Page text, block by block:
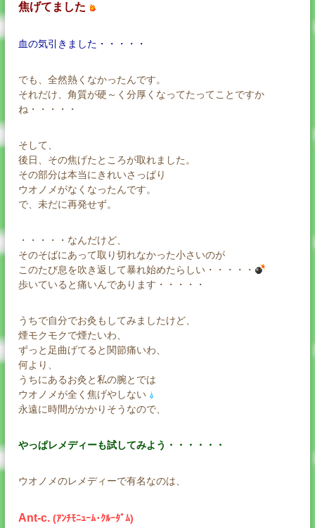
焦げてました
血の気引きました・・・・・
でも、全然熱くなかったんです。
それだけ、角質が硬～く分厚くなってたってことですか
ね・・・・・
そして、
後日、その焦げたところが取れました。
その部分は本当にきれいさっぱり
ウオノメがなくなったんです。
で、未だに再発せず。
・・・・・なんだけど、
そのそばにあって取り切れなかった小さいのが
このたび息を吹き返して暴れ始めたらしい・・・・・
歩いていると痛いんであります・・・・・
うちで自分でお灸もしてみましたけど、
煙モクモクで煙たいわ、
ずっと足曲げてると関節痛いわ、
何より、
うちにあるお灸と私の腕とでは
ウオノメが全く焦げやしない
永遠に時間がかかりそうなので、
やっぱレメディーも試してみよう・・・・・・
ウオノメのレメディーで有名なのは、
Ant-c. (ｱﾝﾁﾓﾆｭｰﾑ･ｸﾙｰﾀﾞﾑ)